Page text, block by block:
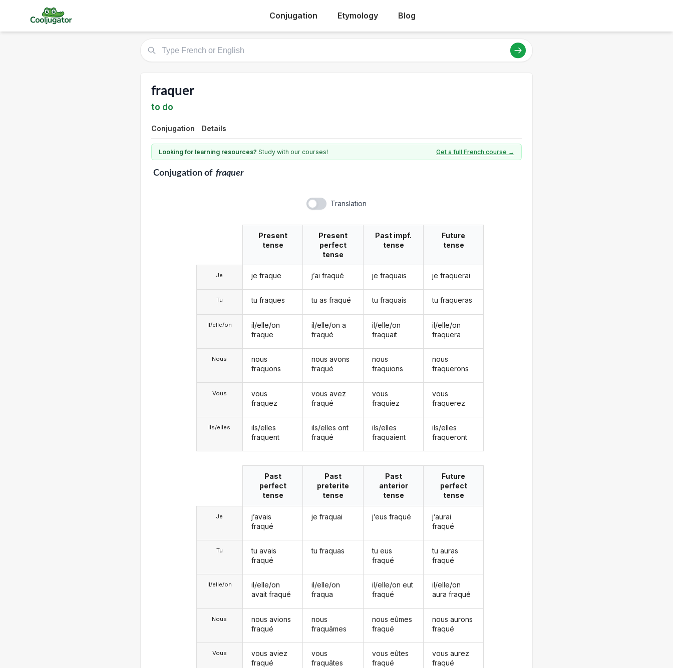
Conjugation Etymology Blog
fraquer
to do
Conjugation Details
Looking for learning resources? Study with our courses! Get a full French course →
Conjugationof fraquer
Translation
Je
Tu
Il/elle/on
Nous
Vous
Ils/elles
Present
tense
je fraque
tu fraques
il/elle/on
fraque
nous
fraquons
vous
fraquez
ils/elles
fraquent
Present
perfect
tense
j’ai fraqué
tu as fraqué
il/elle/on a
fraqué
nous avons
fraqué
vous avez
fraqué
ils/elles ont
fraqué
Past impf.
tense
je fraquais
tu fraquais
il/elle/on
fraquait
nous
fraquions
vous
fraquiez
ils/elles
fraquaient
Future
tense
je fraquerai
tu fraqueras
il/elle/on
fraquera
nous
fraquerons
vous
fraquerez
ils/elles
fraqueront
Je
Tu
Il/elle/on
Nous
Vous
Past
perfect
tense
j’avais
fraqué
tu avais
fraqué
il/elle/on
avait fraqué
nous avions
fraqué
vous aviez
fraqué
Past
preterite
tense
je fraquai
tu fraquas
il/elle/on
fraqua
nous
fraquâmes
vous
fraquâtes
Past
anterior
tense
j’eus fraqué
tu eus
fraqué
il/elle/on eut
fraqué
nous eûmes
fraqué
vous eûtes
fraqué
Future
perfect
tense
j’aurai
fraqué
tu auras
fraqué
il/elle/on
aura fraqué
nous aurons
fraqué
vous aurez
fraqué